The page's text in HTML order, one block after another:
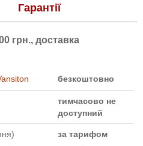
Гарантії
грн., доставка
безкоштовно
тимчасово не
доступний
за тарифом